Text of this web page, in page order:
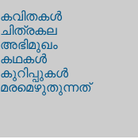
കവിതകള്‍
ചിത്രകല
അഭിമുഖം
കഥകള്‍
കുറിപ്പുകള്‍
മരമെഴുതുന്നത്